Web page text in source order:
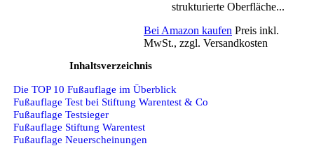
strukturierte Oberfläche...
Bei Amazon kaufen Preis inkl.
MwSt., zzgl. Versandkosten
Inhaltsverzeichnis
Die TOP 10 Fußauflage im Überblick
Fußauflage Test bei Stiftung Warentest & Co
Fußauflage Testsieger
Fußauflage Stiftung Warentest
Fußauflage Neuerscheinungen